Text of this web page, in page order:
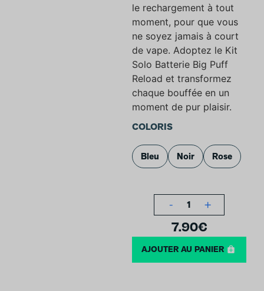
le rechargement à tout
moment, pour que vous
ne soyez jamais à court
de vape. Adoptez le Kit
Solo Batterie Big Puff
Reload et transformez
chaque bouffée en un
moment de pur plaisir.
COLORIS
Bleu Noir Rose
- 1 +
7.90€
AJOUTER AU PANIER